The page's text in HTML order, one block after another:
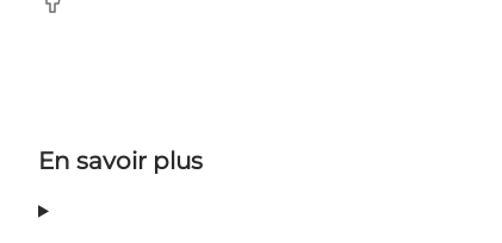
Facebook
En savoir plus